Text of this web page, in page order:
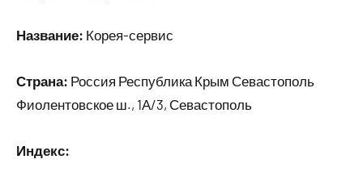
Название: Корея-сервис
Страна: Россия Республика Крым Севастополь
Фиолентовское ш., 1А/3, Севастополь
Индекс: